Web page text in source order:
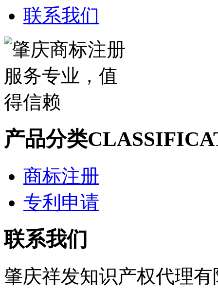
联系我们
产品分类
商标注册
专利申请
联系我们
肇庆祥发知识产权代理有